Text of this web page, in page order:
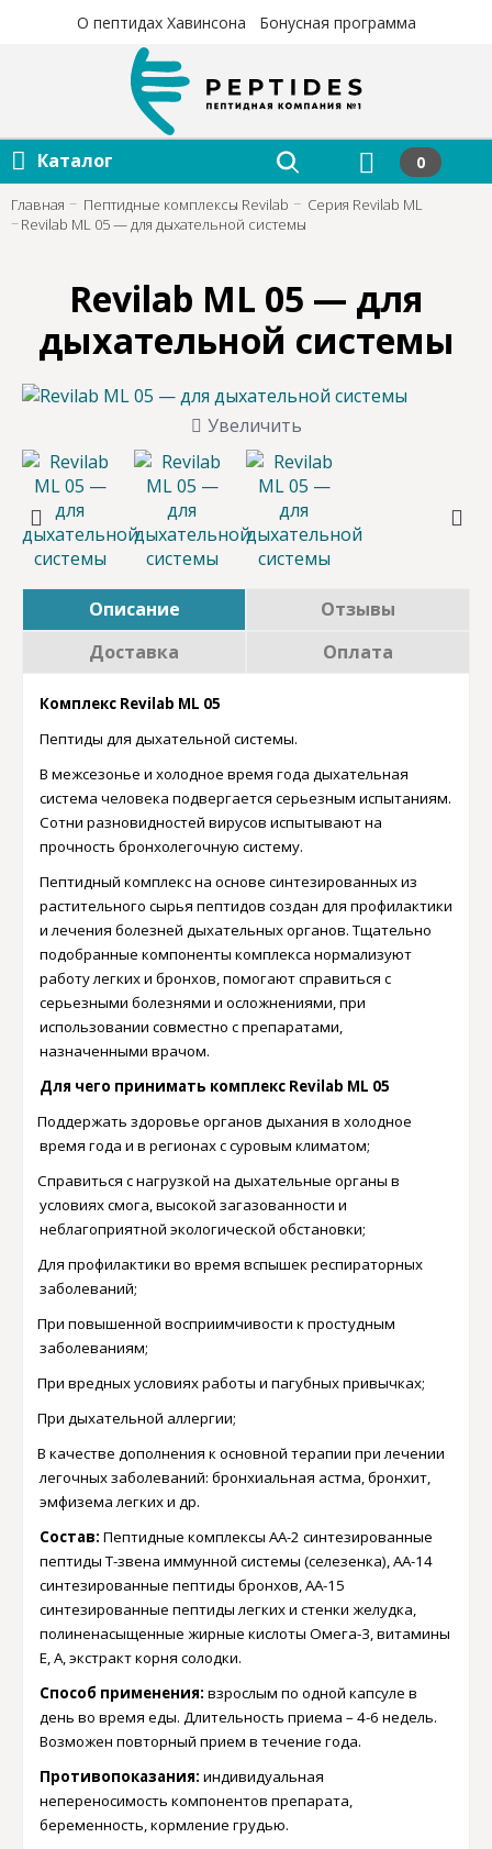
О пептидах Хавинсона Бонусная программа
Каталог 0
Главная Пептидные комплексы Revilab
Серия Revilab ML
Revilab ML 05 — для дыхательной системы
Revilab ML 05 — для
дыхательной системы
Увеличить
Описание
Отзывы
Доставка
Оплата
Комплекс Revilab ML 05
Пептиды для дыхательной системы.
В межсезонье и холодное время года дыхательная
система человека подвергается серьезным испытаниям.
Сотни разновидностей вирусов испытывают на
прочность бронхолегочную систему.
Пептидный комплекс на основе синтезированных из
растительного сырья пептидов создан для профилактики
и лечения болезней дыхательных органов. Тщательно
подобранные компоненты комплекса нормализуют
работу легких и бронхов, помогают справиться с
серьезными болезнями и осложнениями, при
использовании совместно с препаратами,
назначенными врачом.
Для чего принимать комплекс Revilab ML 05
Поддержать здоровье органов дыхания в холодное
время года и в регионах с суровым климатом;
Справиться с нагрузкой на дыхательные органы в
условиях смога, высокой загазованности и
неблагоприятной экологической обстановки;
Для профилактики во время вспышек респираторных
заболеваний;
При повышенной восприимчивости к простудным
заболеваниям;
При вредных условиях работы и пагубных привычках;
При дыхательной аллергии;
В качестве дополнения к основной терапии при лечении
легочных заболеваний: бронхиальная астма, бронхит,
эмфизема легких и др.
Состав: Пептидные комплексы АА-2 синтезированные
пептиды Т-звена иммунной системы (селезенка), АА-14
синтезированные пептиды бронхов, АА-15
синтезированные пептиды легких и стенки желудка,
полиненасыщенные жирные кислоты Омега-3, витамины
Е, А, экстракт корня солодки.
Способ применения: взрослым по одной капсуле в
день во время еды. Длительность приема – 4-6 недель.
Возможен повторный прием в течение года.
Противопоказания: индивидуальная
непереносимость компонентов препарата,
беременность, кормление грудью.